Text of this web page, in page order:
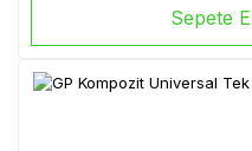
Sepete